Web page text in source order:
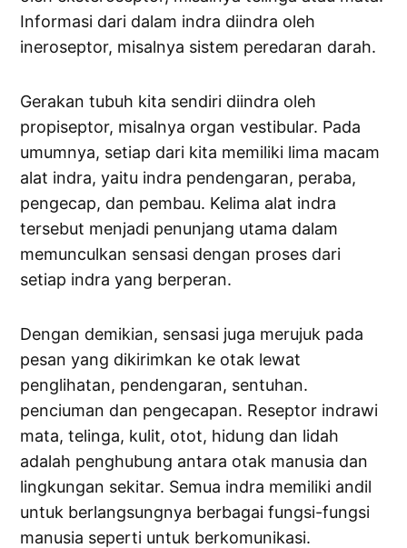
Informasi dari dalam indra diindra oleh
ineroseptor, misalnya sistem peredaran darah.
Gerakan tubuh kita sendiri diindra oleh
propiseptor, misalnya organ vestibular. Pada
umumnya, setiap dari kita memiliki lima macam
alat indra, yaitu indra pendengaran, peraba,
pengecap, dan pem­bau. Kelima alat indra
tersebut menjadi penunjang utama dalam
memunculkan sensasi dengan proses dari
setiap indra yang berperan.
Dengan demikian, sensasi juga merujuk pada
pesan yang dikirimkan ke otak lewat
penglihatan, pendengaran, sentuhan.
penciuman dan pengecapan. Reseptor indrawi
mata, telinga, kulit, otot, hidung dan lidah
adalah penghubung antara otak manusia dan
lingkungan sekitar. Semua indra memiliki andil
untuk berlangsungnya berbagai fungsi-fungsi
manusia seperti untuk berkomunikasi.